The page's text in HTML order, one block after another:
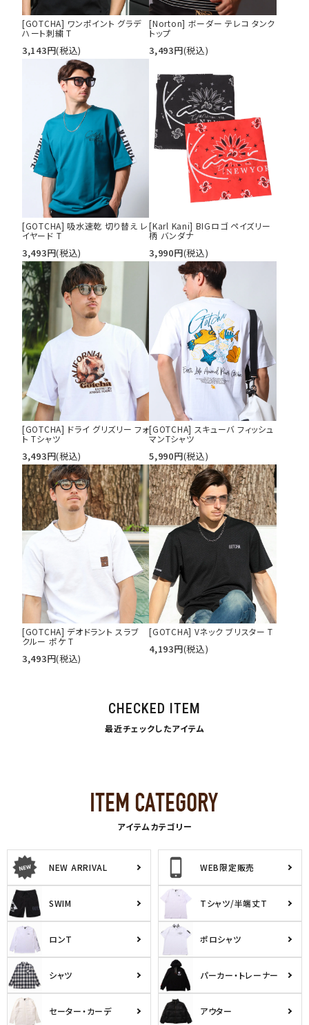
[GOTCHA] ワンポイント グラデ
ハート刺繍 T
3,143円(税込)
[Norton] ボーダー テレコ タンク
トップ
3,493円(税込)
[GOTCHA] 吸水速乾 切り替え レ
イヤード T
3,493円(税込)
[Karl Kani] BIGロゴ ペイズリー
柄 バンダナ
3,990円(税込)
[GOTCHA] ドライ グリズリー フォ
ト Tシャツ
3,493円(税込)
[GOTCHA] スキューバ フィッシュ
マンTシャツ
5,990円(税込)
[GOTCHA] デオドラント スラブ
クルー ポケ T
3,493円(税込)
[GOTCHA] Vネック ブリスター T
4,193円(税込)
CHECKED ITEM
最近チェックしたアイテム
アイテムカテゴリー
NEW ARRIVAL WEB限定販売
SWIM Tシャツ/半端丈T
ロンT ポロシャツ
シャツ パーカー・トレーナー
セーター・カーデ アウター